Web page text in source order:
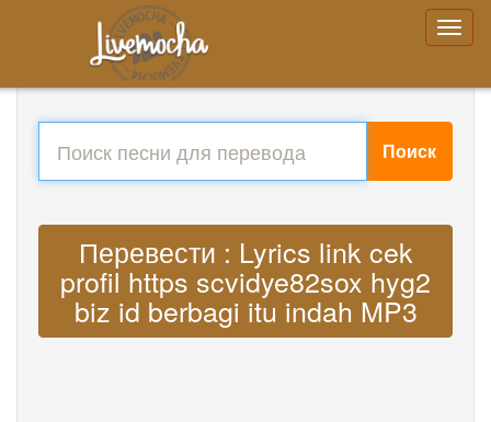
Поиск
Перевести : Lyrics link cek
profil https scvidye82sox hyg2
biz id berbagi itu indah MP3